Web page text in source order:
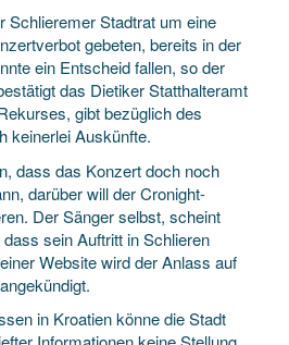
Schlieremer Stadtrat um eine
gebeten, bereits in der
ein Entscheid fallen, so der
das Dietiker Statthalteramt
gibt bezüglich des
keinerlei Auskünfte.
dass das Konzert doch noch
darüber will der Cronight-
Der Sänger selbst, scheint
sein Auftritt in Schlieren
Website wird der Anlass auf
in Kroatien könne die Stadt